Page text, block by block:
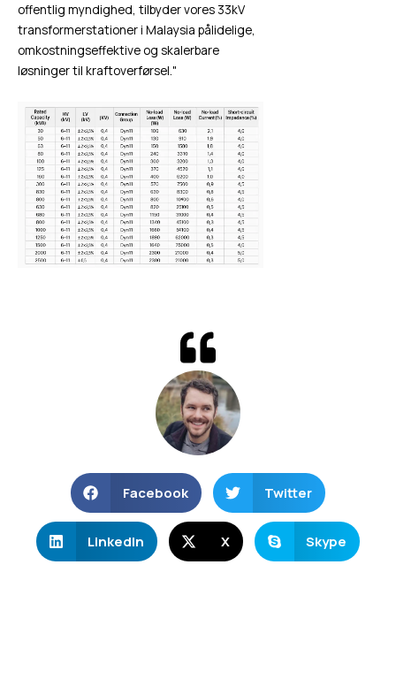
offentlig myndighed, tilbyder vores 33kV
transformerstationer i Malaysia pålidelige,
omkostningseffektive og skalerbare
løsninger til kraftoverførsel."
Facebook Twitter
LinkedIn X Skype